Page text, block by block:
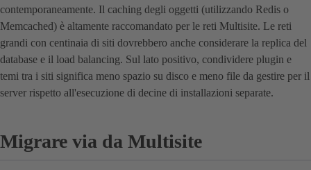
contemporaneamente. Il caching degli oggetti (utilizzando Redis o
Memcached) è altamente raccomandato per le reti Multisite. Le reti
grandi con centinaia di siti dovrebbero anche considerare la replica del
database e il load balancing. Sul lato positivo, condividere plugin e
temi tra i siti significa meno spazio su disco e meno file da gestire per il
server rispetto all'esecuzione di decine di installazioni separate.
Migrare via da Multisite